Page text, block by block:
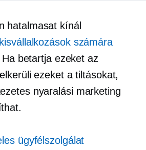
hatalmasat kínál
számára
betartja ezeket az
ezeket a tiltásokat,
nyaralási marketing
ügyfélszolgálat